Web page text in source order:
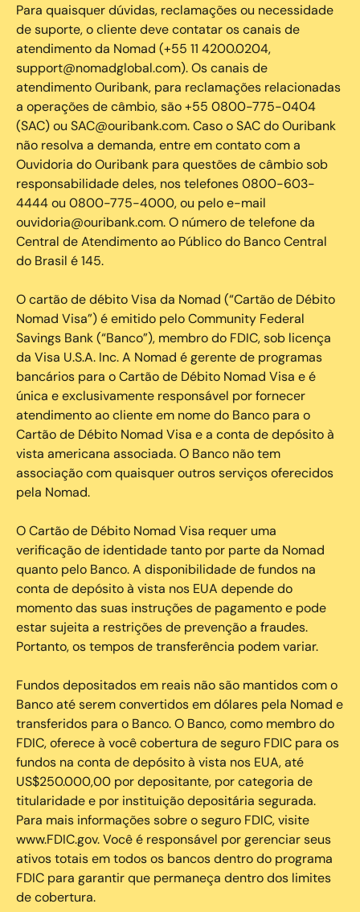
Para quaisquer dúvidas, reclamações ou necessidade
de suporte, o cliente deve contatar os canais de
atendimento da Nomad (+55 11 4200.0204,
support@nomadglobal.com). Os canais de
atendimento Ouribank, para reclamações relacionadas
a operações de câmbio, são +55 0800-775-0404
(SAC) ou SAC@ouribank.com. Caso o SAC do Ouribank
não resolva a demanda, entre em contato com a
Ouvidoria do Ouribank para questões de câmbio sob
responsabilidade deles, nos telefones 0800-603-
4444 ou 0800-775-4000, ou pelo e-mail
ouvidoria@ouribank.com. O número de telefone da
Central de Atendimento ao Público do Banco Central
do Brasil é 145.
O cartão de débito Visa da Nomad (“Cartão de Débito
Nomad Visa”) é emitido pelo Community Federal
Savings Bank (“Banco”), membro do FDIC, sob licença
da Visa U.S.A. Inc. A Nomad é gerente de programas
bancários para o Cartão de Débito Nomad Visa e é
única e exclusivamente responsável por fornecer
atendimento ao cliente em nome do Banco para o
Cartão de Débito Nomad Visa e a conta de depósito à
vista americana associada. O Banco não tem
associação com quaisquer outros serviços oferecidos
pela Nomad.
O Cartão de Débito Nomad Visa requer uma
verificação de identidade tanto por parte da Nomad
quanto pelo Banco. A disponibilidade de fundos na
conta de depósito à vista nos EUA depende do
momento das suas instruções de pagamento e pode
estar sujeita a restrições de prevenção a fraudes.
Portanto, os tempos de transferência podem variar.
Fundos depositados em reais não são mantidos com o
Banco até serem convertidos em dólares pela Nomad e
transferidos para o Banco. O Banco, como membro do
FDIC, oferece à você cobertura de seguro FDIC para os
fundos na conta de depósito à vista nos EUA, até
US$250.000,00 por depositante, por categoria de
titularidade e por instituição depositária segurada.
Para mais informações sobre o seguro FDIC, visite
www.FDIC.gov. Você é responsável por gerenciar seus
ativos totais em todos os bancos dentro do programa
FDIC para garantir que permaneça dentro dos limites
de cobertura.